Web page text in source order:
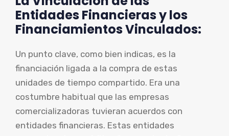
Entidades Financieras y los
Financiamientos Vinculados:
Un punto clave, como bien indicas, es la
financiación ligada a la compra de estas
unidades de tiempo compartido. Era una
costumbre habitual que las empresas
comercializadoras tuvieran acuerdos con
entidades financieras. Estas entidades